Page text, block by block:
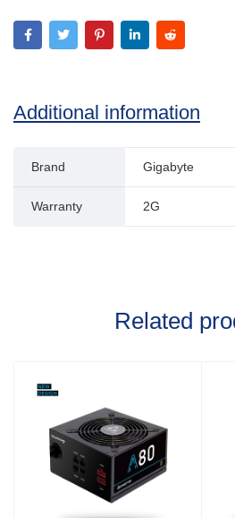
Additional information
Brand Gigabyte
Warranty 2G
Related